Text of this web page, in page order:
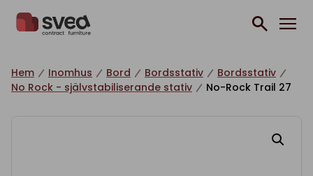
Hem Inomhus Bord Bordsstativ
Bordsstativ
No Rock - självstabiliserande stativ
No-Rock Trail 27